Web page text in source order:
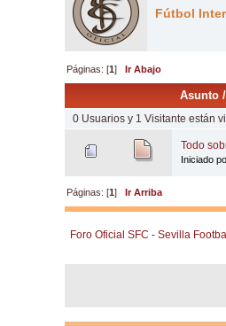
Fútbol
Páginas: [1]Ir Abajo
Asunto /
0 Usuarios y 1 Visitante están
Todo
Iniciado
Páginas: [1]Ir Arriba
Foro Oficial SFC - Sevilla